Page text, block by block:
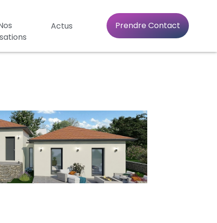
Actus Prendre Contact